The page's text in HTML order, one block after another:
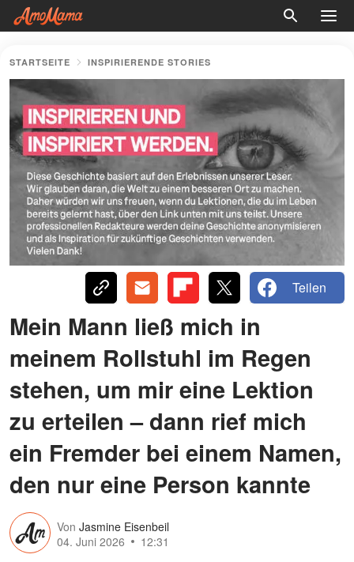
STARTSEITE INSPIRIERENDE STORIES
Teilen
Mein Mann ließ mich in
meinem Rollstuhl im Regen
stehen, um mir eine Lektion
zu erteilen – dann rief mich
ein Fremder bei einem Namen,
den nur eine Person kannte
Von Jasmine Eisenbeil
04. Juni 2026
12:31